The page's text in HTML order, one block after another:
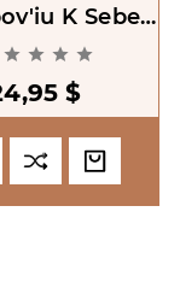
K Sebe
Survival
Ten Tips For
Friends
Drama And
With Social
Stress]
   
$